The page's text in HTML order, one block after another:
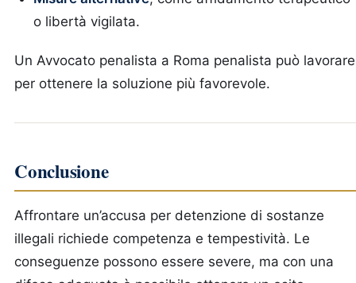
o libertà vigilata.
Un Avvocato penalista a Roma penalista può lavorare
per ottenere la soluzione più favorevole.
Conclusione
Affrontare un’accusa per detenzione di sostanze
illegali richiede competenza e tempestività. Le
conseguenze possono essere severe, ma con una